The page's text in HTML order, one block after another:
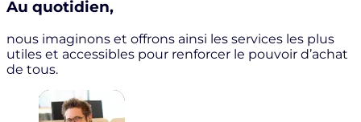
Au quotidien,
nous imaginons et offrons ainsi les services les plus
utiles et accessibles pour renforcer le pouvoir d’achat
de tous.